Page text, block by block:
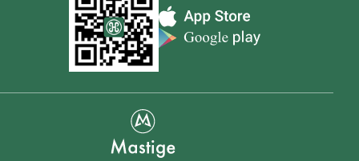
Appstore icon